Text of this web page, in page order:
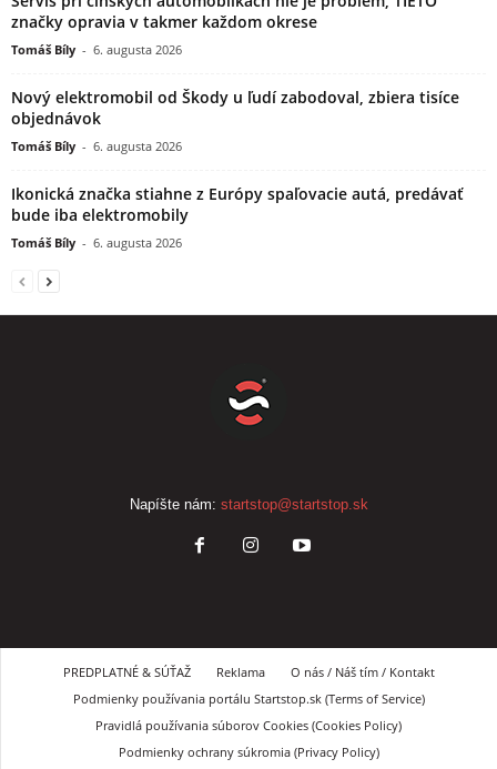
značky opravia v takmer každom okrese
Tomáš Bíly - 6. augusta 2026
Nový elektromobil od Škody u ľudí zabodoval, zbiera tisíce
objednávok
Tomáš Bíly - 6. augusta 2026
Ikonická značka stiahne z Európy spaľovacie autá, predávať
bude iba elektromobily
Tomáš Bíly - 6. augusta 2026
Napíšte nám: startstop@startstop.sk
PREDPLATNÉ & SÚŤAŽ Reklama
O nás / Náš tím / Kontakt
Podmienky používania portálu Startstop.sk (Terms of Service)
Pravidlá používania súborov Cookies (Cookies Policy)
Podmienky ochrany súkromia (Privacy Policy)